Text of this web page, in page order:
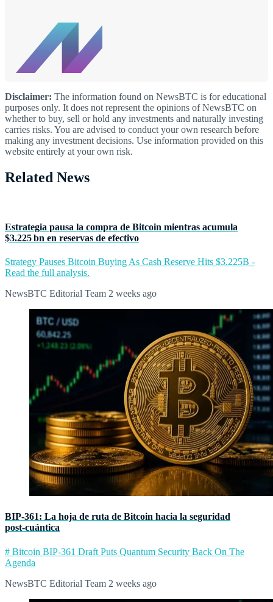
Disclaimer: The information found on NewsBTC is for educational
purposes only. It does not represent the opinions of NewsBTC on
whether to buy, sell or hold any investments and naturally investing
carries risks. You are advised to conduct your own research before
making any investment decisions. Use information provided on this
website entirely at your own risk.
Related News
Estrategia pausa la compra de Bitcoin mientras acumula
$3.225 bn en reservas de efectivo
Strategy Pauses Bitcoin Buying As Cash Reserve Hits $3.225B -
Read the full analysis.
NewsBTC Editorial Team 2 weeks ago
BIP‑361: La hoja de ruta de Bitcoin hacia la seguridad
post‑cuántica
# Bitcoin BIP-361 Draft Puts Quantum Security Back On The
Agenda
NewsBTC Editorial Team 2 weeks ago